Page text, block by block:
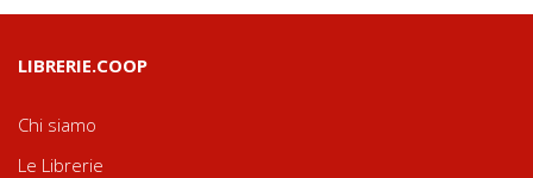
LIBRERIE.COOP
Chi siamo
Le Librerie